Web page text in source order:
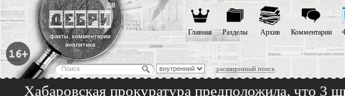
расширенный поиск
Главная Разделы Архив Комментарии
Хабаровская прокуратура предположила, что 3